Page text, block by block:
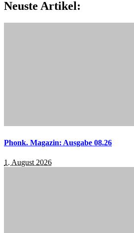
Neuste Artikel:
Phonk. Magazin: Ausgabe 08.26
1. August 2026